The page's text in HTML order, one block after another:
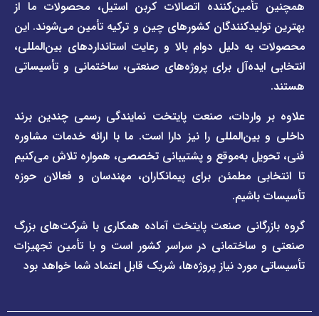
اتصالات کربن استیل، محصولات ما از
کشورهای چین و ترکیه تأمین می‌شوند. این
دلیل دوام بالا و رعایت استانداردهای بین‌المللی،
برای پروژه‌های صنعتی، ساختمانی و تأسیساتی
صنعت پایتخت نمایندگی رسمی چندین برند
را نیز دارا است. ما با ارائه خدمات مشاوره
به‌موقع و پشتیبانی تخصصی، همواره تلاش می‌کنیم
مطمئن برای پیمانکاران، مهندسان و فعالان حوزه
صنعت پایتخت آماده همکاری با شرکت‌های بزرگ
در سراسر کشور است و با تأمین تجهیزات
نیاز پروژه‌ها، شریک قابل اعتماد شما خواهد بود
صفحه
برند
فاراب
پول
و
مقررات
وبلاگ
خبری